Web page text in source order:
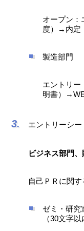
オープン
度）→内定
製造部門
エントリー
明書）
エントリーシー
ビジネス部門、
自己ＰＲに関す
ゼミ・研究
（30文字